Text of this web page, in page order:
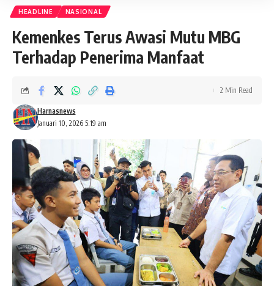
HEADLINE NASIONAL
Kemenkes Terus Awasi Mutu MBG
Terhadap Penerima Manfaat
Januari 10, 2026 5:19 am
Harnasnews
2 Min Read